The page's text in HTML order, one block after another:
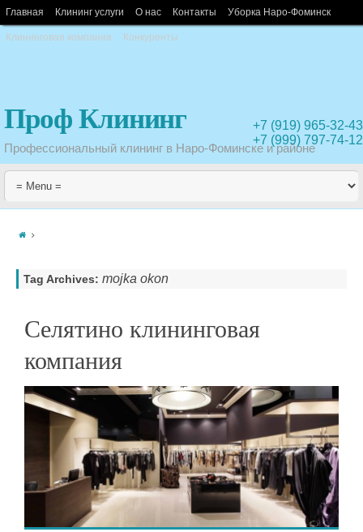
Главная Клининг услуги О нас Контакты Уборка Наро-Фоминск
Клининговая компания Конкуренты
Проф Клининг
Профессиональный клининг в Наро-Фоминске и районе
+7 (919) 965-32-43
+7 (999) 797-74-12
Tag Archives: mojka okon
Селятино клининговая
компания